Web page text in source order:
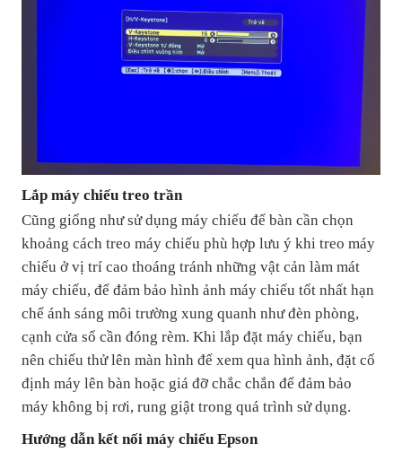
Lắp máy chiếu treo trần
Cũng giống như sử dụng máy chiếu để bàn cần chọn
khoảng cách treo máy chiếu phù hợp lưu ý khi treo máy
chiếu ở vị trí cao thoáng tránh những vật cản làm mát
máy chiếu, để đảm bảo hình ảnh máy chiếu tốt nhất hạn
chế ánh sáng môi trường xung quanh như đèn phòng,
cạnh cửa sổ cần đóng rèm. Khi lắp đặt máy chiếu, bạn
nên chiếu thử lên màn hình để xem qua hình ảnh, đặt cố
định máy lên bàn hoặc giá đỡ chắc chắn để đảm bảo
máy không bị rơi, rung giật trong quá trình sử dụng.
Hướng dẫn kết nối máy chiếu Epson